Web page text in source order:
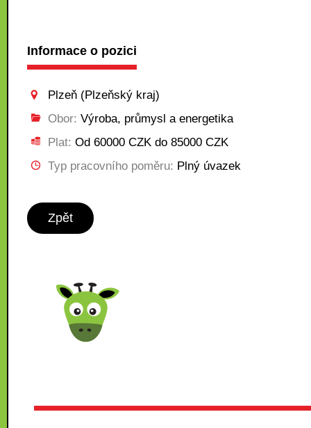
Informace o pozici
Plzeň (Plzeňský kraj)
Obor: Výroba, průmysl a energetika
Plat: Od 60000 CZK do 85000 CZK
Typ pracovního poměru: Plný úvazek
Zpět